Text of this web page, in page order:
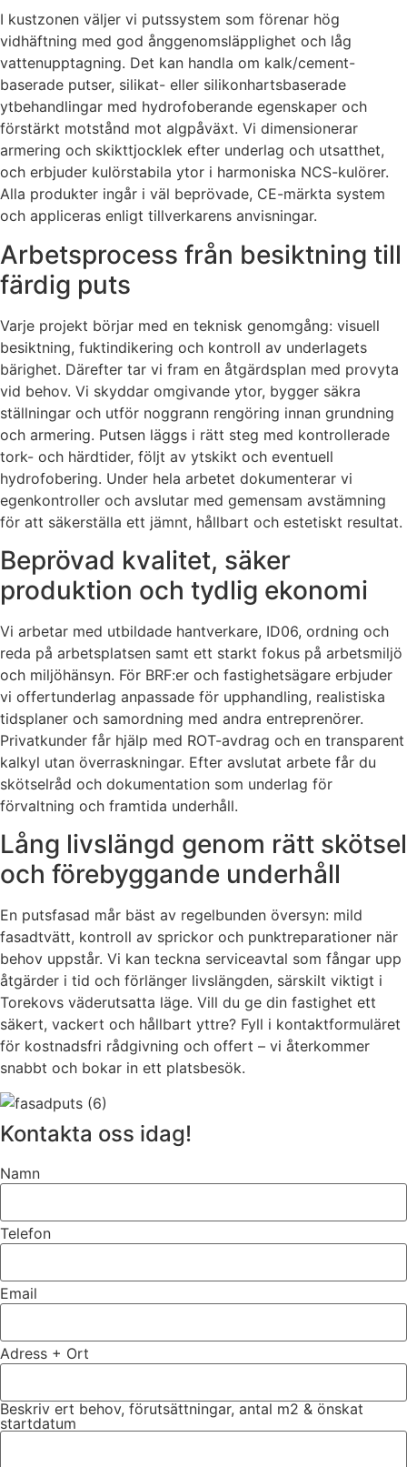
I kustzonen väljer vi putssystem som förenar hög
vidhäftning med god ånggenomsläpplighet och låg
vattenupptagning. Det kan handla om kalk/cement-
baserade putser, silikat- eller silikonhartsbaserade
ytbehandlingar med hydrofoberande egenskaper och
förstärkt motstånd mot algpåväxt. Vi dimensionerar
armering och skikttjocklek efter underlag och utsatthet,
och erbjuder kulörstabila ytor i harmoniska NCS-kulörer.
Alla produkter ingår i väl beprövade, CE-märkta system
och appliceras enligt tillverkarens anvisningar.
Arbetsprocess från besiktning till
färdig puts
Varje projekt börjar med en teknisk genomgång: visuell
besiktning, fuktindikering och kontroll av underlagets
bärighet. Därefter tar vi fram en åtgärdsplan med provyta
vid behov. Vi skyddar omgivande ytor, bygger säkra
ställningar och utför noggrann rengöring innan grundning
och armering. Putsen läggs i rätt steg med kontrollerade
tork- och härdtider, följt av ytskikt och eventuell
hydrofobering. Under hela arbetet dokumenterar vi
egenkontroller och avslutar med gemensam avstämning
för att säkerställa ett jämnt, hållbart och estetiskt resultat.
Beprövad kvalitet, säker
produktion och tydlig ekonomi
Vi arbetar med utbildade hantverkare, ID06, ordning och
reda på arbetsplatsen samt ett starkt fokus på arbetsmiljö
och miljöhänsyn. För BRF:er och fastighetsägare erbjuder
vi offertunderlag anpassade för upphandling, realistiska
tidsplaner och samordning med andra entreprenörer.
Privatkunder får hjälp med ROT-avdrag och en transparent
kalkyl utan överraskningar. Efter avslutat arbete får du
skötselråd och dokumentation som underlag för
förvaltning och framtida underhåll.
Lång livslängd genom rätt skötsel
och förebyggande underhåll
En putsfasad mår bäst av regelbunden översyn: mild
fasadtvätt, kontroll av sprickor och punktreparationer när
behov uppstår. Vi kan teckna serviceavtal som fångar upp
åtgärder i tid och förlänger livslängden, särskilt viktigt i
Torekovs väderutsatta läge. Vill du ge din fastighet ett
säkert, vackert och hållbart yttre? Fyll i kontaktformuläret
för kostnadsfri rådgivning och offert – vi återkommer
snabbt och bokar in ett platsbesök.
Kontakta oss idag!
Namn
Telefon
Email
Adress + Ort
Beskriv ert behov, förutsättningar, antal m2 & önskat
startdatum